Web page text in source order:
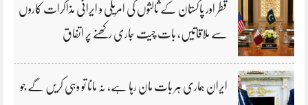
قطر اور پاکستان کے ثالثوں کی امریکی و ایرانی مذاکرات کاروں
سے ملاقاتیں، بات چیت جاری رکھنے پر اتفاق
ایران ہماری ہر بات مان رہا ہے، نہ مانا تو وہی کریں گے جو